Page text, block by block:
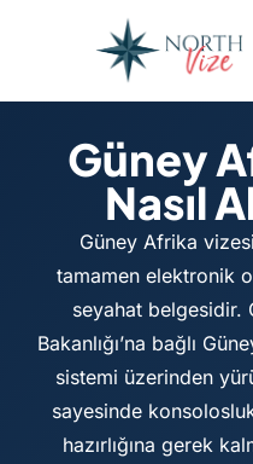
Güney
Nasıl
Güney Afrika
tamamen elektronik
seyahat belgesidir.
Bakanlığı’na bağlı
sistemi üzerinden
sayesinde
hazırlığına gerek